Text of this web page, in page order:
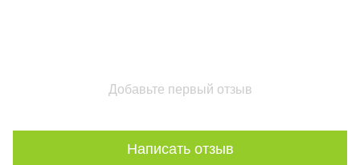
Добавьте первый отзыв
Написать отзыв